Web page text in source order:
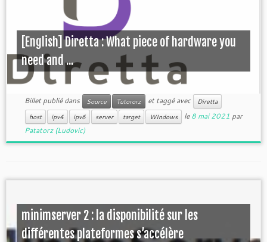
[English] Diretta : What piece of hardware you
need and ...
Billet publié dans Source Tutororz et taggé avec
Diretta
host
ipv4 ipv6 server target WIndows le8 mai 2021 par
Patatorz (Ludovic)
minimserver 2 : la disponibilité sur les
différentes plateformes s’accélère